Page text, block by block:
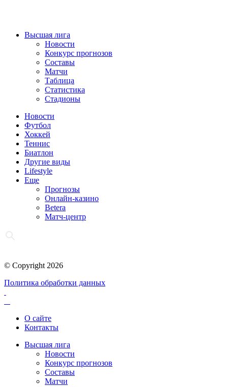
Высшая лига
Новости
Конкурс прогнозов
Составы
Матчи
Таблица
Статистика
Стадионы
Новости
Футбол
Хоккей
Теннис
Биатлон
Другие виды
Lifestyle
Еще
Прогнозы
Онлайн-казино
Betera
Матч-центр
© Copyright 2026
Политика обработки данных
О сайте
Контакты
Высшая лига
Новости
Конкурс прогнозов
Составы
Матчи